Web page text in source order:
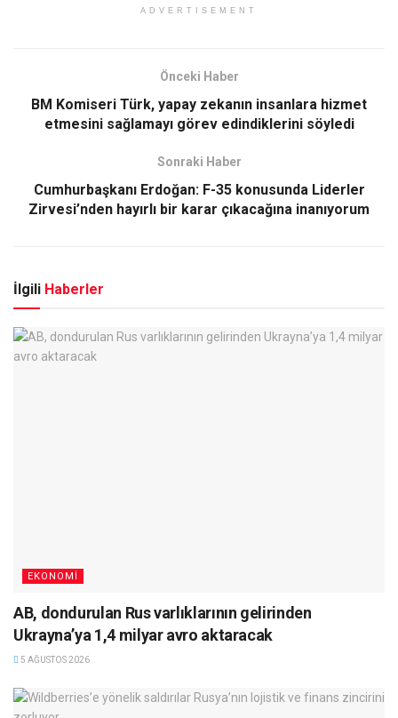
ADVERTISEMENT
Önceki Haber
BM Komiseri Türk, yapay zekanın insanlara hizmet
etmesini sağlamayı görev edindiklerini söyledi
Sonraki Haber
Cumhurbaşkanı Erdoğan: F-35 konusunda Liderler
Zirvesi’nden hayırlı bir karar çıkacağına inanıyorum
İlgili Haberler
EKONOMI
AB, dondurulan Rus varlıklarının gelirinden
Ukrayna’ya 1,4 milyar avro aktaracak
5 AĞUSTOS 2026